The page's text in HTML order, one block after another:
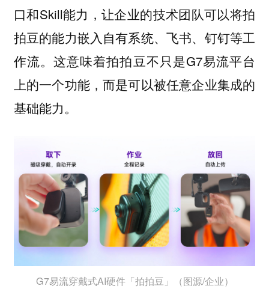
口和Skill能力，让企业的技术团队可以将拍
拍豆的能力嵌入自有系统、飞书、钉钉等工
作流。这意味着拍拍豆不只是G7易流平台
上的一个功能，而是可以被任意企业集成的
基础能力。
G7易流穿戴式AI硬件「拍拍豆」（图源/企业）